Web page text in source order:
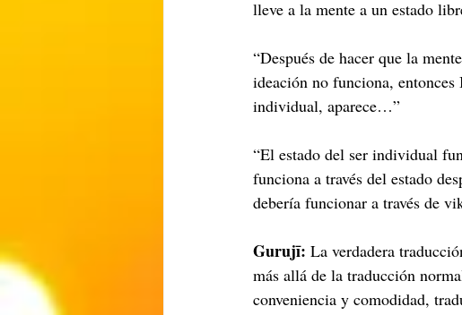
lleve a la mente a un estado
“Después de hacer que la
ideación no funciona,
individual, aparece…”
“El estado del ser individual
funciona a través del estado
debería funcionar a través de
Gurujī: La verdadera
más allá de la traducción
conveniencia y comodidad,